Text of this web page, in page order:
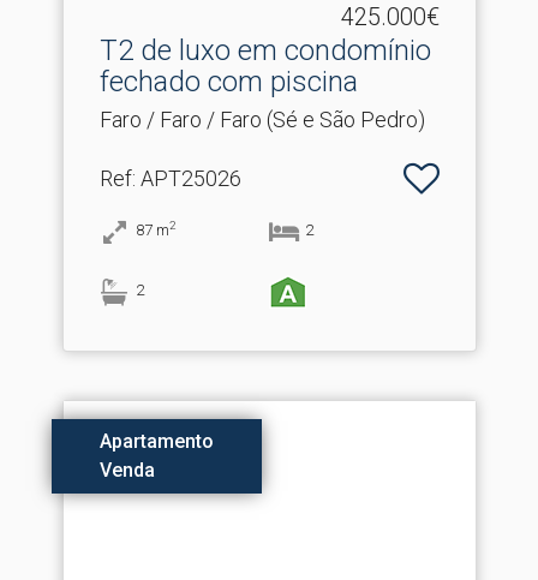
425.000€
T2 de luxo em condomínio
fechado com piscina
Faro / Faro / Faro (Sé e São Pedro)
Ref: APT25026
87 m2 2
2
Apartamento
Venda